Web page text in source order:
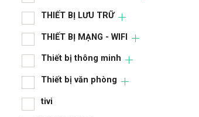
THIẾT BỊ LƯU TRỮ
THIẾT BỊ MẠNG - WIFI
Thiết bị thông minh
Thiết bị văn phòng
tivi